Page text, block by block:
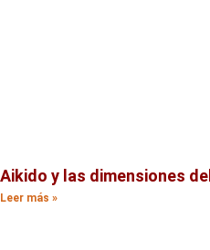
Aikido y las dimensiones
Leer más »